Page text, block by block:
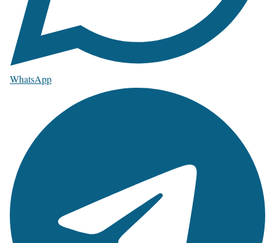
WhatsApp